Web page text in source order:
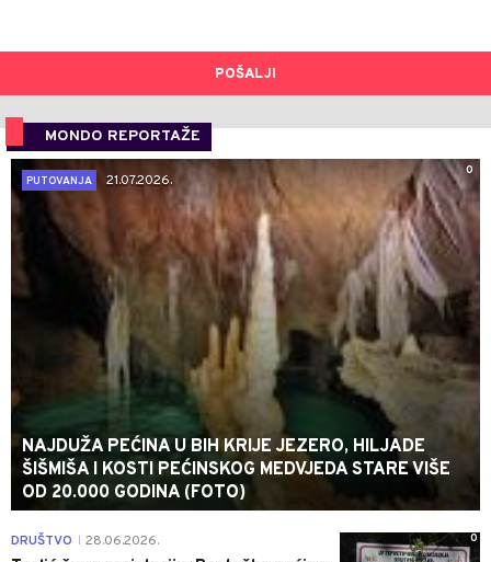
POŠALJI
MONDO REPORTAŽE
0
PUTOVANJA
21.07.2026.
NAJDUŽA PEĆINA U BIH KRIJE JEZERO, HILJADE
ŠIŠMIŠA I KOSTI PEĆINSKOG MEDVJEDA STARE VIŠE
OD 20.000 GODINA (FOTO)
0
DRUŠTVO 28.06.2026.